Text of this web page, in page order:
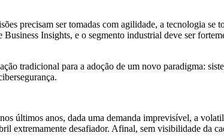
precisam ser tomadas com agilidade, a tecnologia
Insights, e o segmento industrial deve ser
tradicional para a adoção de um novo paradigma:
últimos anos, dada uma demanda imprevisível, a
extremamente desafiador. Afinal, sem visibilidade da